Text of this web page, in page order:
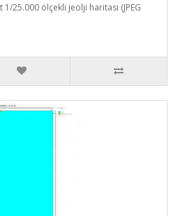
1/25.000 ölçekli jeolji haritası (JPEG